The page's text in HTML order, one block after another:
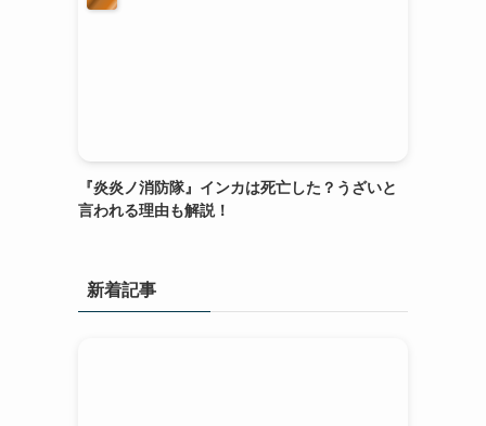
『炎炎ノ消防隊』インカは死亡した？うざいと
言われる理由も解説！
新着記事